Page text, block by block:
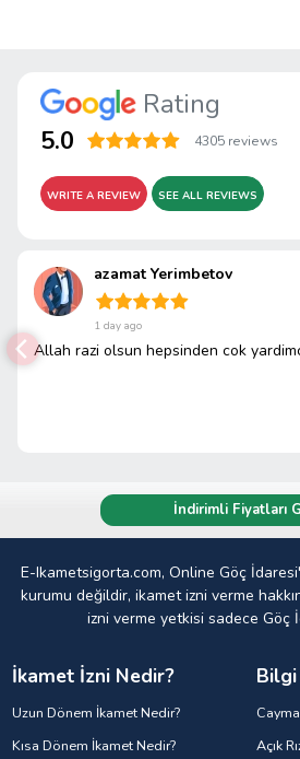
Rating
5.0 4305 reviews
WRITE A REVIEW SEE ALL REVIEWS
azamat Yerimbetov
1 day ago
Allah razi olsun hepsinden cok
İndirimli Fiyatları
E-Ikametsigorta.com, Online Göç
kurumu değildir, ikamet izni verme
izni verme yetkisi sadece Göç
İkamet İzni Nedir?
Uzun Dönem İkamet Nedir?
Kısa Dönem İkamet Nedir?
Açık